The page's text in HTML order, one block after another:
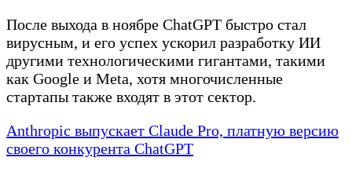
После выхода в ноябре ChatGPT быстро стал
вирусным, и его успех ускорил разработку ИИ
другими технологическими гигантами, такими
как Google и Meta, хотя многочисленные
стартапы также входят в этот сектор.
Anthropic выпускает Claude Pro, платную версию
своего конкурента ChatGPT